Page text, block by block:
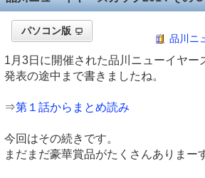
パソコン版
品川ニ
1月3日に開催された品川ニューイヤー
発表の途中まで書きましたね。
⇒第１話からまとめ読み
今回はその続きです。
まだまだ豪華賞品がたくさんありまー